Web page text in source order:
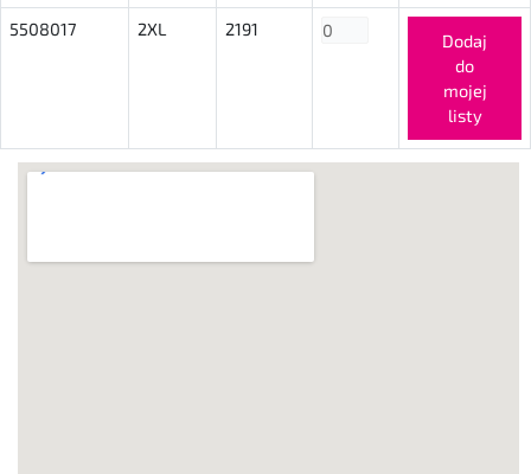
5508017 2XL 2191
Dodaj
do
mojej
listy